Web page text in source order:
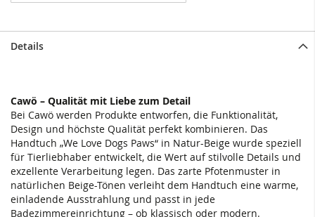
Details
Cawö – Qualität mit Liebe zum Detail
Bei Cawö werden Produkte entworfen, die Funktionalität,
Design und höchste Qualität perfekt kombinieren. Das
Handtuch „We Love Dogs Paws“ in Natur-Beige wurde speziell
für Tierliebhaber entwickelt, die Wert auf stilvolle Details und
exzellente Verarbeitung legen. Das zarte Pfotenmuster in
natürlichen Beige-Tönen verleiht dem Handtuch eine warme,
einladende Ausstrahlung und passt in jede
Badezimmereinrichtung – ob klassisch oder modern.